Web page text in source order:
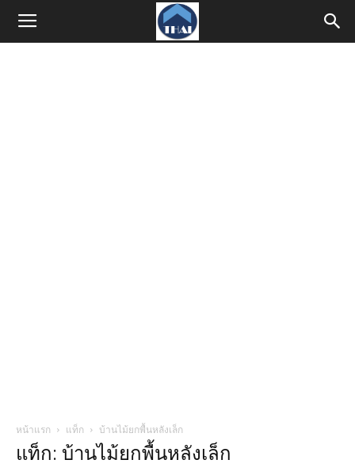
หน้าแรก แท็ก บ้านไม้ยกพื้นหลังเล็ก
แท็ก: บ้านไม้ยกพื้นหลังเล็ก